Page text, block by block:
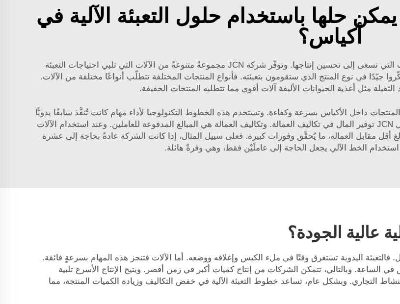
حلها باستخدام حلول التعبئة الآلية في
أكياس؟
إن إيجاد معدات تعبئة آلية عالية الجودة أمرٌ بالغ الأهمية للشركات التي تسعى إلى تحسين إنتاجها. وتوفّر شركة JCN مجموعةً متنوعةً من الآلات التي تلبي احتياجات التعبئة
جيّدًا في نوع المنتج الذي ستقومون بتعبئته. فأنواع المنتجات المختلفة تتطلّب أنواعًا مختلفة من الآلات.
مثل أغذية الحيوانات الأليفة آلات أقوى مما تتطلبه المنتجات الخفيفة.
داخل الأكياس بسرعة وكفاءة. وتستخدم هذه الخطوط التكنولوجيا لأداء مهام كانت تُنفَّذ سابقًا يدويًّا
من قِبل البشر. وباستخدام خطوط التعبئة الآلية، يمكن لشركات مثل JCN توفير المال في تكاليف العمالة. وتكاليف العمالة هي المبالغ المدفوعة للعاملين. وعند استخدام الآلات
أقل مقابل العمالة، ما يُحقِّق وفورات كبيرة. فعلى سبيل المثال، إذا كانت الشركة عادةً بحاجة إلى عشرة
الخط الآلي يجعل الحاجة إلى عاملَيْن فقط، وهي وفرةٌ هائلة.
عالية الجودة؟
فالتعبئة اليدوية تستغرق وقتًا في ملء الكيس وإغلاقه ووضعه. أما الآلات فتنجز هذه المهام بسرعةٍ فائقة.
الساعة. وبالتالي، تتمكن الشركات من إنتاج كميات أكبر في زمن أقصر. ويتيح الإنتاج الأسرع تلبية
التجاري. وبشكل عام، تساعد خطوط التعبئة الآلية في خفض التكاليف وزيادة الكميات المنتجة، مما